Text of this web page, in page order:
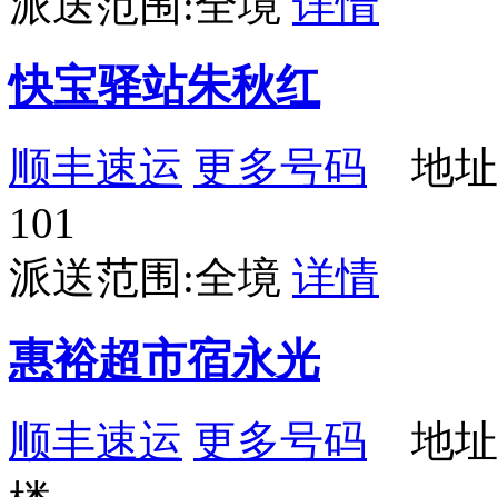
快宝驿站朱秋红
顺丰速运 更多号码 地址
101
派送范围:全境 详情
惠裕超市宿永光
顺丰速运 更多号码 地址